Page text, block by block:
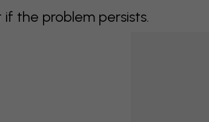
the problem persists.